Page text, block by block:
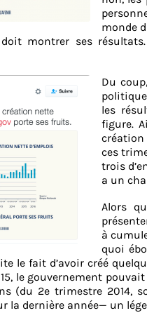
monde
montrer ses
Du
les
figure.
création
ces
trois
a un
Alors
à
quoi
le fait d’avoir créé
le gouvernement
(du 2e trimestre 2014,
la dernière année— un